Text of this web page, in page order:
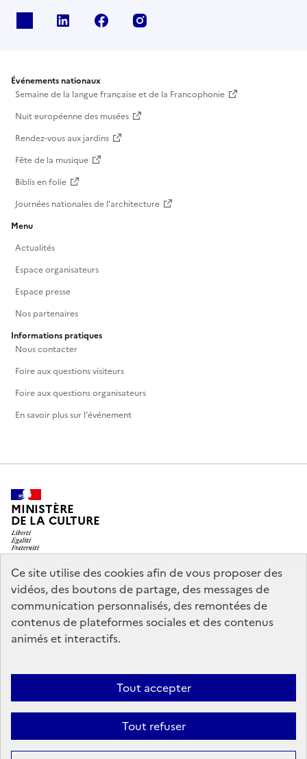
Ce site utilise des cookies afin de vous proposer des
vidéos, des boutons de partage, des messages de
communication personnalisés, des remontées de
contenus de plateformes sociales et des contenus
animés et interactifs.
Tout accepter
Tout refuser
Linkedin Facebook
Événements nationaux
Semaine de la langue française et de la Francophonie
Nuit européenne des musées
Rendez-vous aux jardins
Fête de la musique
Biblis en folie
Journées nationales de l'architecture
Menu
Actualités
Espace organisateurs
Espace presse
Nos partenaires
Informations pratiques
Nous contacter
Foire aux questions visiteurs
Foire aux questions organisateurs
En savoir plus sur l'événement
MINISTÈRE
DE LA CULTURE
legifrance.gouv.fr
info.gouv.fr
service-public.gouv.fr
data.gouv.fr
Mentions légales